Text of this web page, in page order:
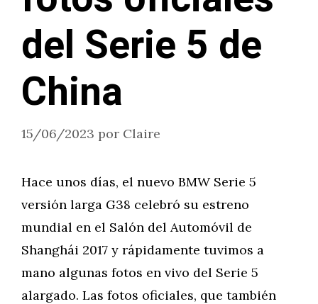
del Serie 5 de
China
15/06/2023 por Claire
Hace unos días, el nuevo BMW Serie 5
versión larga G38 celebró su estreno
mundial en el Salón del Automóvil de
Shanghái 2017 y rápidamente tuvimos a
mano algunas fotos en vivo del Serie 5
alargado. Las fotos oficiales, que también